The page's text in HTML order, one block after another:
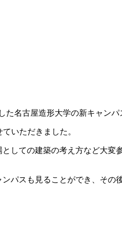
名古屋造形大学の新キャンパ
いただきました。
しての建築の考え方など大変
パスも見ることができ、その